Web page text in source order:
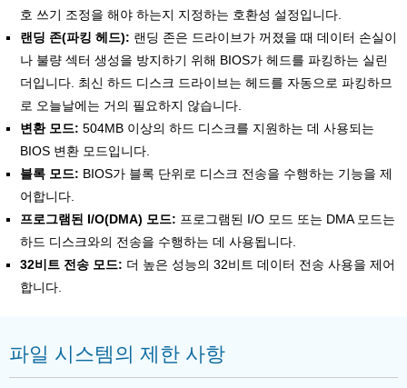
호 쓰기 조정을 해야 하는지 지정하는 호환성 설정입니다.
랜딩 존(파킹 헤드): 랜딩 존은 드라이브가 꺼졌을 때 데이터 손실이
나 불량 섹터 생성을 방지하기 위해 BIOS가 헤드를 파킹하는 실린
더입니다. 최신 하드 디스크 드라이브는 헤드를 자동으로 파킹하므
로 오늘날에는 거의 필요하지 않습니다.
변환 모드: 504MB 이상의 하드 디스크를 지원하는 데 사용되는
BIOS 변환 모드입니다.
블록 모드: BIOS가 블록 단위로 디스크 전송을 수행하는 기능을 제
어합니다.
프로그램된 I/O(DMA) 모드: 프로그램된 I/O 모드 또는 DMA 모드는
하드 디스크와의 전송을 수행하는 데 사용됩니다.
32비트 전송 모드: 더 높은 성능의 32비트 데이터 전송 사용을 제어
합니다.
파일 시스템의 제한 사항